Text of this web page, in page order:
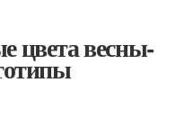
цвета весны-